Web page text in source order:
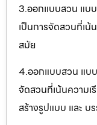
3.ออกแบบสวน แบ
เป็นการจัดสวนที่เน้
สมัย
4.ออกแบบสวน แบ
จัดสวนที่เน้นความเ
สร้างรูปแบบ และ บ